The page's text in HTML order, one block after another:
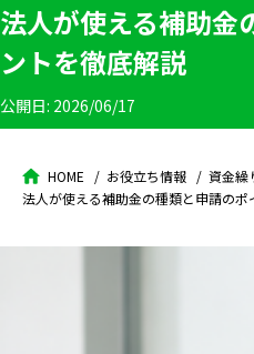
法人が使える補助金
ントを徹底解説
公開日: 2026/06/17
HOME お役立ち情報
資金繰
法人が使える補助金の種類と申請のポ